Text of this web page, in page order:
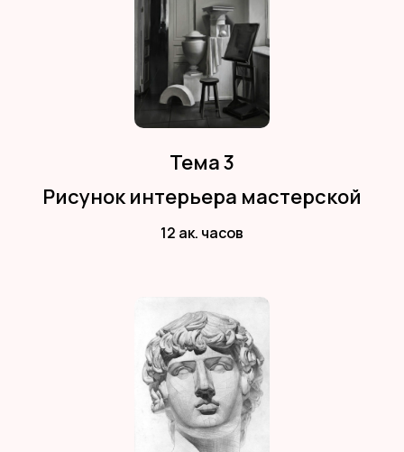
Тема 3
Рисунок интерьера мастерской
12 ак. часов